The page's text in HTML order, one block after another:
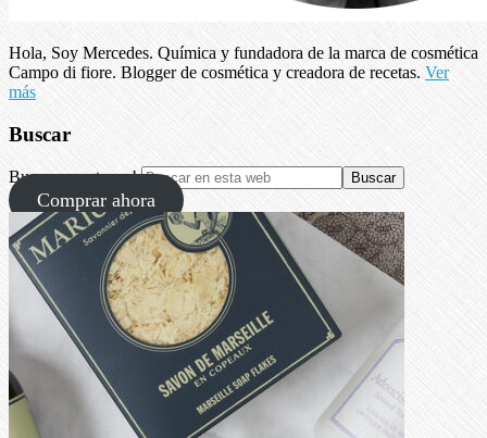
Hola, Soy Mercedes. Química y fundadora de la marca de cosmética
Campo di fiore. Blogger de cosmética y creadora de recetas. Ver
más
Buscar
Buscar en esta web
Comprar ahora